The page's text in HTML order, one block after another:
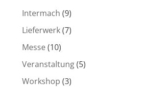
Intermach (9)
Lieferwerk(7)
Messe(10)
Veranstaltung(5)
Workshop (3)